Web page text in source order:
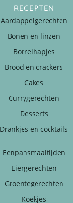
RECEPTEN
Aardappelgerechten
Bonen en linzen
Borrelhapjes
Brood en crackers
Cakes
Currygerechten
Desserts
Drankjes en cocktails
Eenpansmaaltijden
Eiergerechten
Groentegerechten
Koekjes